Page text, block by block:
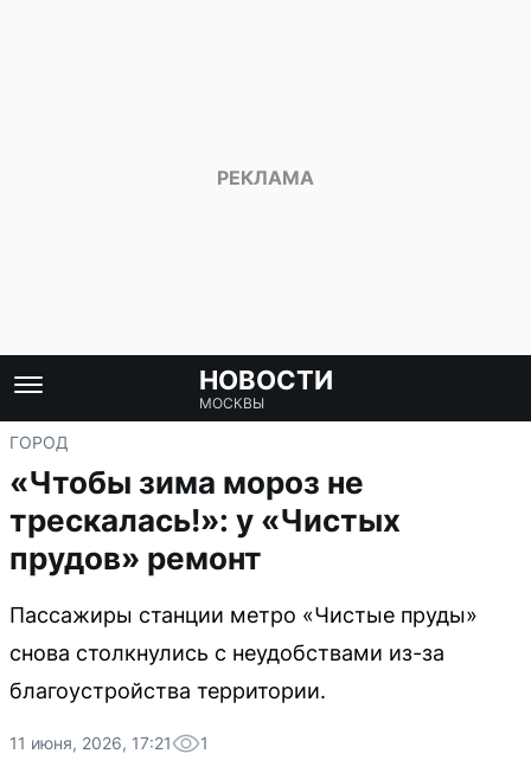
НОВОСТИ
МОСКВЫ
ГОРОД
«Чтобы зима мороз не
трескалась!»: у «Чистых
прудов» ремонт
Пассажиры станции метро «Чистые пруды»
снова столкнулись с неудобствами из-за
благоустройства территории.
11 июня, 2026, 17:21 1